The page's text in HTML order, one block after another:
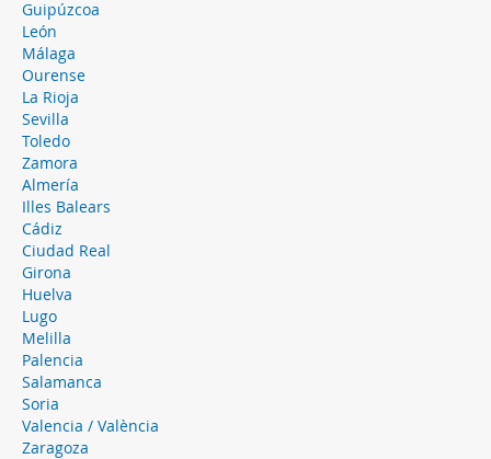
Guipúzcoa
León
Málaga
Ourense
La Rioja
Sevilla
Toledo
Zamora
Almería
Illes Balears
Cádiz
Ciudad Real
Girona
Huelva
Lugo
Melilla
Palencia
Salamanca
Soria
Valencia / València
Zaragoza